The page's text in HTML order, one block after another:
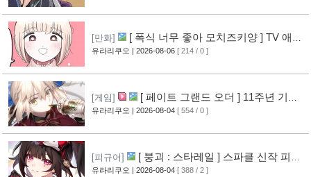
[만화]
[ 폭식 너무 좋아 모치즈키양 ] TV 애니
메이션화 결정 [7]
유라리쿠오 | 2026-08-06 [ 214 / 0 ]
[게임]
[ 페이트 그랜드 오더 ] 11주년 기념
영상 공개
[7]
유라리쿠오 | 2026-08-04 [ 554 / 0 ]
[피규어]
[ 붕괴 : 스타레일 ] 스파클 신작 피규
어 공개
[4]
유라리쿠오 | 2026-08-04 [ 388 / 2 ]